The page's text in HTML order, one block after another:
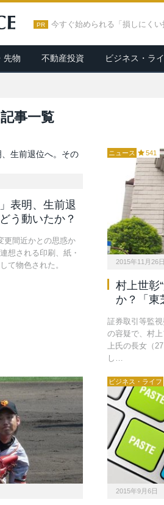
PR 今すぐ始められる「損しにくい
先物 不動産投資 ビジネス・ラ
事一覧
表明、生前退
う動いたか？
更間近かとの思惑か
想される印刷、紙・
て物色された。
ニュース 541
2015年11月26日
村上世彰
か？「東
証券取引等監
の容疑で、村
上氏の長女（
し…
ビジネス・ライフ
2015年9月6日